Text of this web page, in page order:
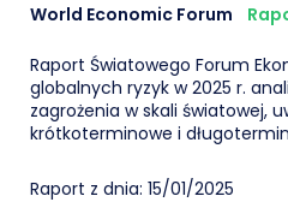
World Economic Forum
Raport Światowego Forum
globalnych ryzyk w 2025 r.
zagrożenia w skali światowej,
krótkoterminowe i
Raport z dnia: 15/01/2025